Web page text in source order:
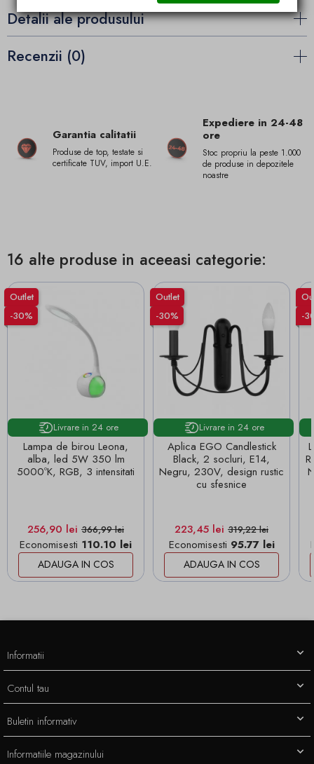
Detalii ale produsului
Recenzii (0)
Garantia calitatii
Produse de top, testate si
certificate TUV, import U.E.
Expediere in 24-48
ore
Stoc propriu la peste 1.000
de produse in depozitele
noastre
16 alte produse in aceeasi categorie:
Outlet
-30%
Livrare in 24 ore
Lampa de birou Leona,
alba, led 5W 350 lm
5000ºK, RGB, 3 intensitati
Pret
256,90 lei Pret de baza
366,99 lei
Economisesti 110.10 lei
ADAUGA IN COS
Outlet
-30%
Livrare in 24 ore
Aplica EGO Candlestick
Black, 2 socluri, E14,
Negru, 230V, design rustic
cu sfesnice
Pret
223,45 lei Pret de baza
319,22 lei
Economisesti 95.77 lei
ADAUGA IN COS
-
Informatiile magazinului
Informatii
Contul tau
Buletin informativ